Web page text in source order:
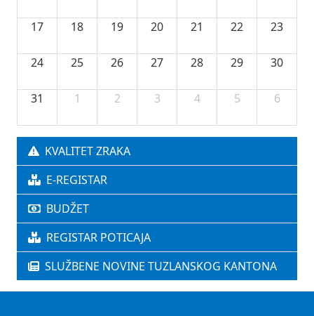
17 18 19 20 21 22 23
24 25 26 27 28 29 30
31 1 2 3 4 5 6
KVALITET ZRAKA
E-REGISTAR
BUDŽET
REGISTAR POTICAJA
SLUŽBENE NOVINE TUZLANSKOG KANTONA